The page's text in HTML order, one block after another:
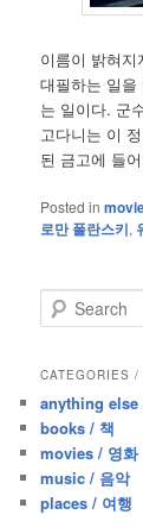
이름이 밝혀
대필하는 일
는 일이다. 군
고다니는 이
된 금고에 들
Posted in
로만 폴란스키,
e
r
h
CATEGORIES /
anything else
books / 책
movies / 영화
music / 음악
places / 여행